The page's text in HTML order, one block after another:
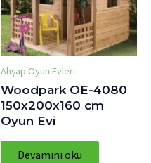
Ahşap Oyun Evleri
Woodpark OE-4080
150x200x160 cm
Oyun Evi
Devamını oku